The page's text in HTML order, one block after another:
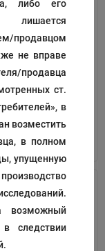
либо его
лишается
продавцом
не вправе
продавца
ст.
в
возместить
в полном
упущенную
возможный
следствии
В корзину